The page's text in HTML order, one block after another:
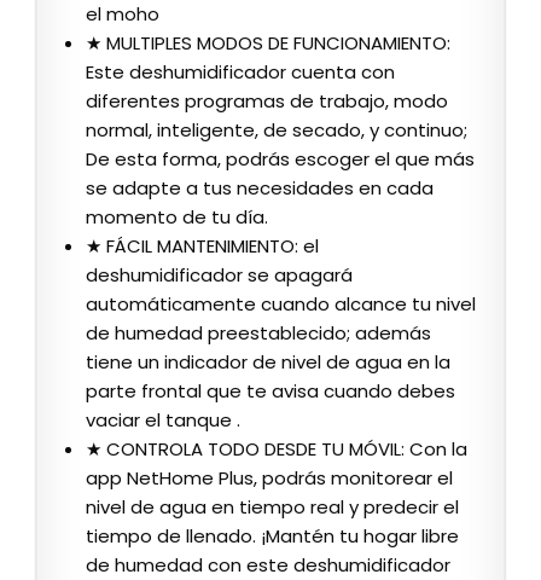
el moho
★ MULTIPLES MODOS DE FUNCIONAMIENTO:
Este deshumidificador cuenta con
diferentes programas de trabajo, modo
normal, inteligente, de secado, y continuo;
De esta forma, podrás escoger el que más
se adapte a tus necesidades en cada
momento de tu día.
★ FÁCIL MANTENIMIENTO: el
deshumidificador se apagará
automáticamente cuando alcance tu nivel
de humedad preestablecido; además
tiene un indicador de nivel de agua en la
parte frontal que te avisa cuando debes
vaciar el tanque .
★ CONTROLA TODO DESDE TU MÓVIL: Con la
app NetHome Plus, podrás monitorear el
nivel de agua en tiempo real y predecir el
tiempo de llenado. ¡Mantén tu hogar libre
de humedad con este deshumidificador